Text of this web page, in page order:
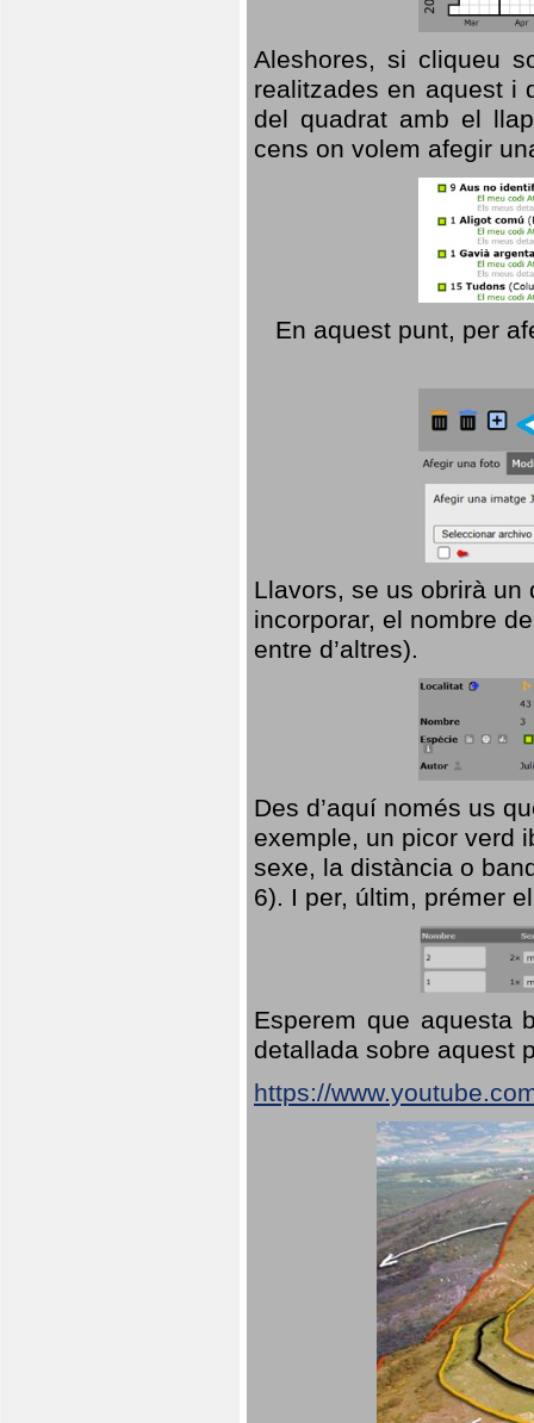
Aleshores, si cliqueu
realitzades en aquest i
del quadrat amb el
cens on volem afegir
En aquest punt, per
Llavors, se us obrirà
incorporar, el nombre
entre d’altres).
Des d’aquí només us
exemple, un picor verd
sexe, la distància o
6). I per, últim, prémer
Esperem que aquesta
detallada sobre aquest
https://